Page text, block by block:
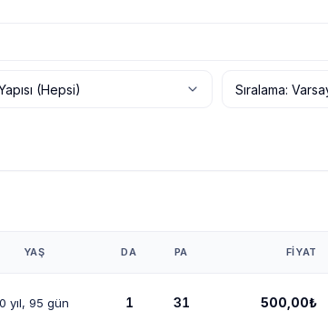
YAŞ DA PA FIYAT
0 yıl, 95 gün 1 31 500,00₺